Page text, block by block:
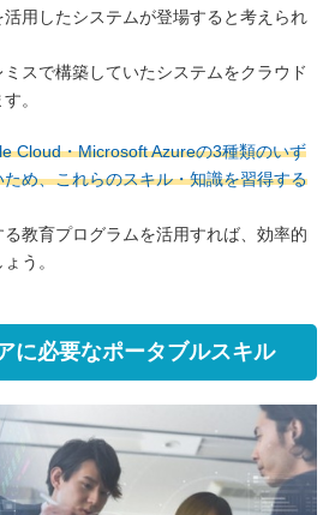
用したシステムが登場すると考えられ
スで構築していたシステムをクラウド
。
Cloud・Microsoft Azureの3種類のいず
め、これらのスキル・知識を習得する
教育プログラムを活用すれば、効率的
う。
に必要なポータブルスキル